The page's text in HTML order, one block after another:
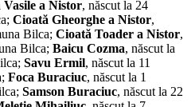
Vasile a Nistor, născut la 24
Cioată Gheorghe a Nistor,
Bilca; Cioată Toader a Nistor,
Bilca; Baicu Cozma, născut la
Savu Ermil, născut la 11
Foca Buraciuc, născut la 1
Samson Buraciuc, născut la 22